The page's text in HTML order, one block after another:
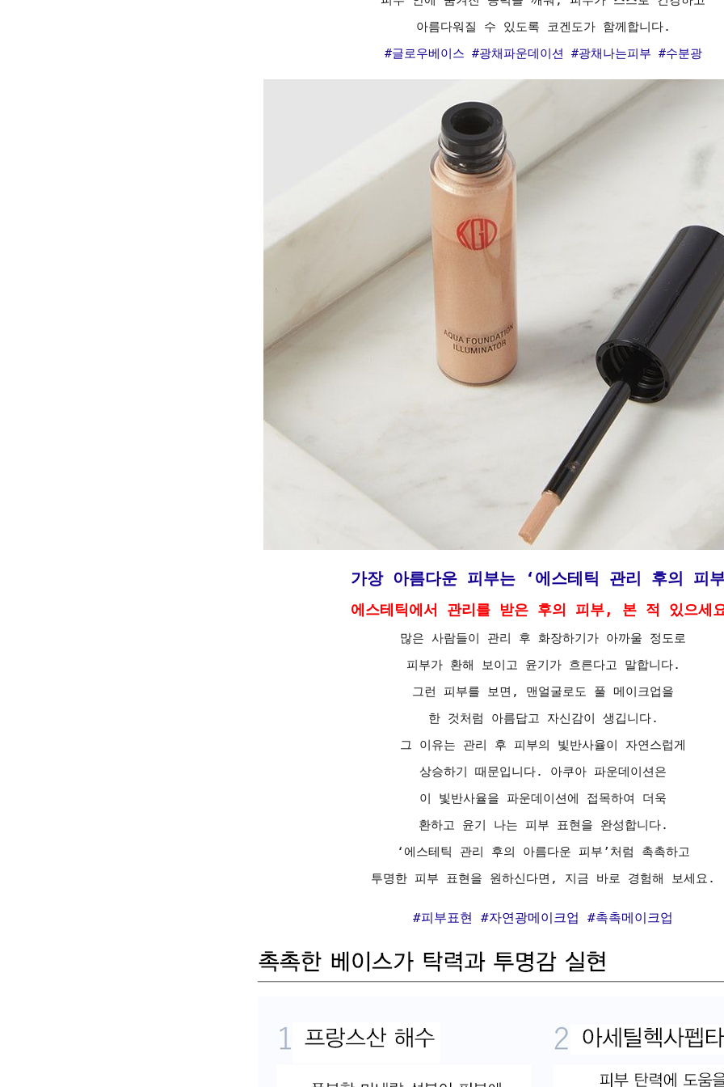
아름다워질 수 있도록 코겐도가 함께합니다.
#글로우베이스 #광채파운데이션 #광채나는피부 #수분광
가장 아름다운 피부는 ‘에스테틱 관리 후의 피
에스테틱에서 관리를 받은 후의 피부, 본 적 있으세
많은 사람들이 관리 후 화장하기가 아까울 정도로
피부가 환해 보이고 윤기가 흐른다고 말합니다.
그런 피부를 보면, 맨얼굴로도 풀 메이크업을
한 것처럼 아름답고 자신감이 생깁니다.
그 이유는 관리 후 피부의 빛반사율이 자연스럽게
상승하기 때문입니다. 아쿠아 파운데이션은
이 빛반사율을 파운데이션에 접목하여 더욱
환하고 윤기 나는 피부 표현을 완성합니다.
‘에스테틱 관리 후의 아름다운 피부’처럼 촉촉하고
투명한 피부 표현을 원하신다면, 지금 바로 경험해 보세요.
#피부표현 #자연광메이크업 #촉촉메이크업